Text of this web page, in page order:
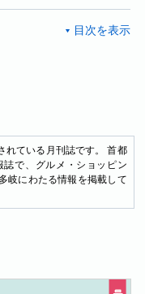
れている月刊誌です。 首都
で、 グルメ・ショッピン
岐にわたる情報を掲載して